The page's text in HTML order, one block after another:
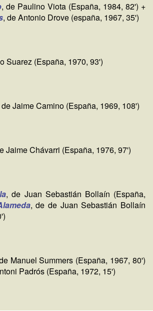
, de Paulino Viota (España, 1984, 82') +
, de Antonio Drove (españa, 1967, 35')
Suarez (España, 1970, 93')
Jaime Camino (España, 1969, 108')
Jaime Chávarri (España, 1976, 97')
, de Juan Sebastián Bollaín (España,
, de de Juan Sebastián Bollaín
Manuel Summers (España, 1967, 80')
Padrós (España, 1972, 15')